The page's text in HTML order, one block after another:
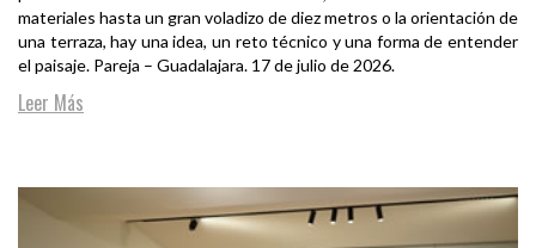
materiales hasta un gran voladizo de diez metros o la orientación de
una terraza, hay una idea, un reto técnico y una forma de entender
el paisaje. Pareja – Guadalajara. 17 de julio de 2026.
Leer Más